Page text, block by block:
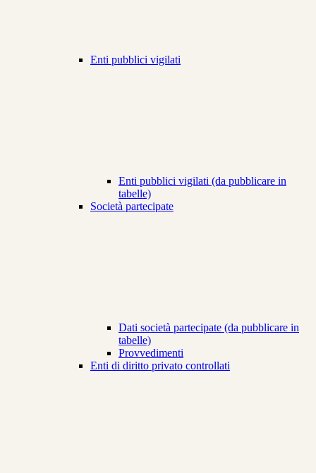
Enti pubblici vigilati
Enti pubblici vigilati (da pubblicare in
tabelle)
Società partecipate
Dati società partecipate (da pubblicare in
tabelle)
Provvedimenti
Enti di diritto privato controllati